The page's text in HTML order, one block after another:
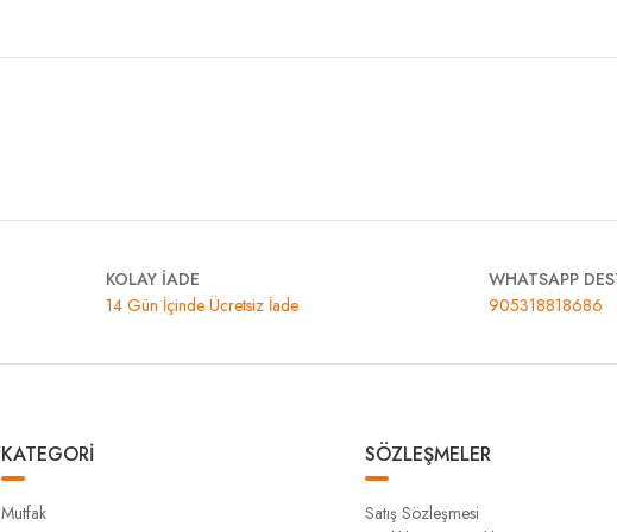
KOLAY İADE
14 Gün İçinde Ücretsiz İade
WHATSAPP
905318818686
KATEGORİ
Mutfak
SÖZLEŞMELER
Satış Sözleşmesi